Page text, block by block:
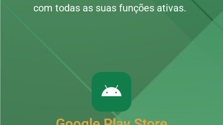
com todas as suas funções ativas.